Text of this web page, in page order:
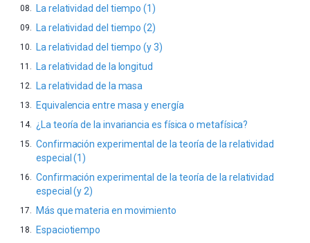
La relatividad del tiempo (1)
La relatividad del tiempo (2)
La relatividad del tiempo (y 3)
La relatividad de la longitud
La relatividad de la masa
Equivalencia entre masa y energía
¿La teoría de la invariancia es física o metafísica?
Confirmación experimental de la teoría de la relatividad
especial (1)
Confirmación experimental de la teoría de la relatividad
especial (y 2)
Más que materia en movimiento
Espaciotiempo